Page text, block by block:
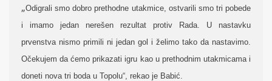
„Odigrali smo dobro prethodne utakmice, ostvarili smo tri pobede
i imamo jedan nerešen rezultat protiv Rada. U nastavku
prvenstva nismo primili ni jedan gol i želimo tako da nastavimo.
Očekujem da ćemo prikazati igru kao u prethodnim utakmicama i
doneti nova tri boda u Topolu“, rekao je Babić.